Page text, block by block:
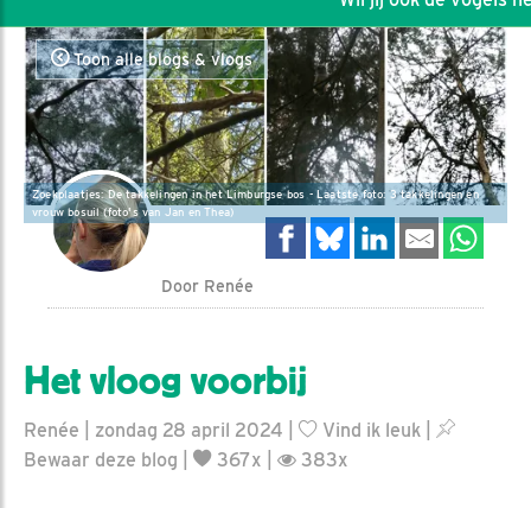
Toon alle blogs & vlogs
Zoekplaatjes: De takkelingen in het Limburgse bos - Laatste foto: 3 takkelingen en
vrouw bosuil (foto's van Jan en Thea)
Door Renée
Het vloog voorbij
Renée | zondag 28 april 2024 | Vind ik leuk
Bewaar deze blog
367x | 383x